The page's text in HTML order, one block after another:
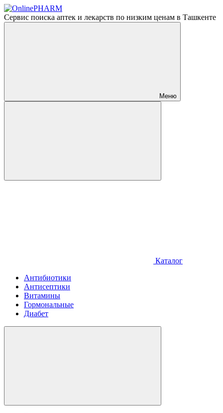
Сервис поиска аптек и лекарств по низким ценам в Ташкенте
Меню
Каталог
Антибиотики
Антисептики
Витамины
Гормональные
Диабет